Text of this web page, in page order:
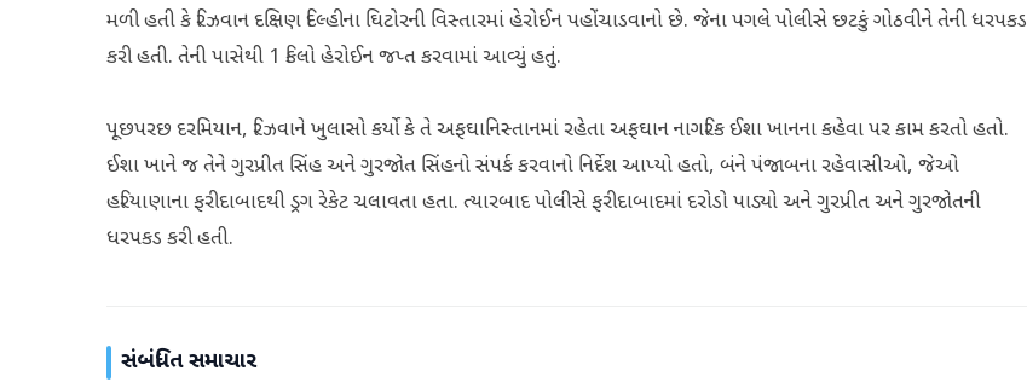
મળી હતી કે રિઝવાન દક્ષિણ દિલ્હીના ઘિટોરની વિસ્તારમાં હેરોઈન પહોંચાડવાનો છે. જેના પગલે પોલીસે છટકું ગોઠવીને તેની ધરપકડ
કરી હતી. તેની પાસેથી 1 કિલો હેરોઈન જપ્ત કરવામાં આવ્યું હતું.
પૂછપરછ દરમિયાન, રિઝવાને ખુલાસો કર્યો કે તે અફઘાનિસ્તાનમાં રહેતા અફઘાન નાગરિક ઈશા ખાનના કહેવા પર કામ કરતો હતો.
ઈશા ખાને જ તેને ગુરપ્રીત સિંહ અને ગુરજોત સિંહનો સંપર્ક કરવાનો નિર્દેશ આપ્યો હતો, બંને પંજાબના રહેવાસીઓ, જેઓ
હરિયાણાના ફરીદાબાદથી ડ્રગ રેકેટ ચલાવતા હતા. ત્યારબાદ પોલીસે ફરીદાબાદમાં દરોડો પાડ્યો અને ગુરપ્રીત અને ગુરજોતની
ધરપકડ કરી હતી.
સંબંધિત સમાચાર